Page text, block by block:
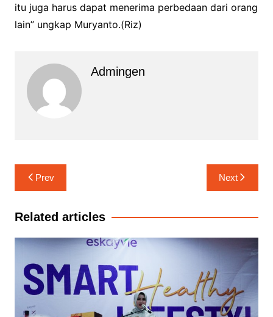
itu juga harus dapat menerima perbedaan dari orang
lain” ungkap Muryanto.(Riz)
Admingen
Navigasi
pos
Prev Next
Related articles